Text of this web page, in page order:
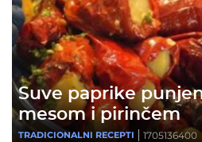
Suve paprike
mesom i pirinčem
TRADICIONALNI RECEPTI 1705136400